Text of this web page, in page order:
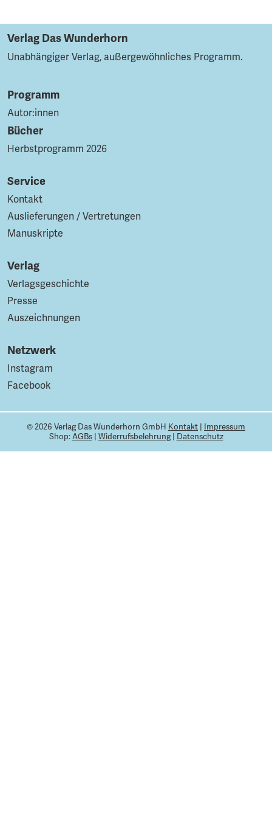
Verlag Das Wunderhorn
Unabhängiger Verlag, außergewöhnliches Programm.
Programm
Autor:innen
Bücher
Herbstprogramm 2026
Service
Kontakt
Auslieferungen / Vertretungen
Manuskripte
Verlag
Verlagsgeschichte
Presse
Auszeichnungen
Netzwerk
Instagram
Facebook
© 2026 Verlag Das Wunderhorn GmbH Kontakt | Impressum
Shop:AGBs| Widerrufsbelehrung| Datenschutz